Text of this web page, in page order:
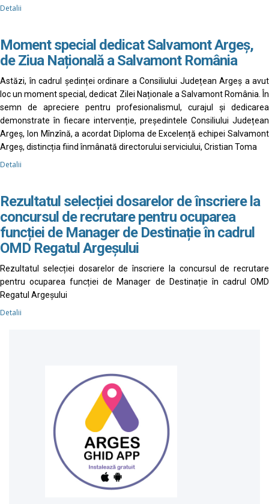
Detalii
Moment special dedicat Salvamont Argeș,
de Ziua Națională a Salvamont România
Astăzi, în cadrul ședinței ordinare a Consiliului Județean Argeș a avut
loc un moment special, dedicat Zilei Naționale a Salvamont România. În
semn de apreciere pentru profesionalismul, curajul și dedicarea
demonstrate în fiecare intervenție, președintele Consiliului Județean
Argeș, Ion Mînzînă, a acordat Diploma de Excelență echipei Salvamont
Argeș, distincția fiind înmânată directorului serviciului, Cristian Toma
Detalii
Rezultatul selecției dosarelor de înscriere la
concursul de recrutare pentru ocuparea
funcției de Manager de Destinație în cadrul
OMD Regatul Argeșului
Rezultatul selecției dosarelor de înscriere la concursul de recrutare
pentru ocuparea funcției de Manager de Destinație în cadrul OMD
Regatul Argeșului
Detalii